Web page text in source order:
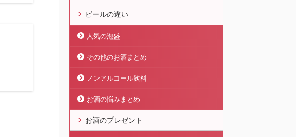
ビールの違い
人気の泡盛
その他のお酒まとめ
ノンアルコール飲料
お酒の悩みまとめ
お酒のプレゼント